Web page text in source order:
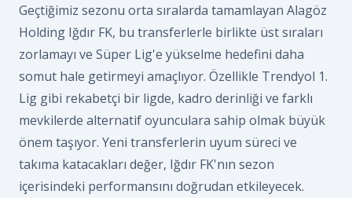
Geçtiğimiz sezonu orta sıralarda tamamlayan Alagöz
Holding Iğdır FK, bu transferlerle birlikte üst sıraları
zorlamayı ve Süper Lig'e yükselme hedefini daha
somut hale getirmeyi amaçlıyor. Özellikle Trendyol 1.
Lig gibi rekabetçi bir ligde, kadro derinliği ve farklı
mevkilerde alternatif oyunculara sahip olmak büyük
önem taşıyor. Yeni transferlerin uyum süreci ve
takıma katacakları değer, Iğdır FK'nın sezon
içerisindeki performansını doğrudan etkileyecek.